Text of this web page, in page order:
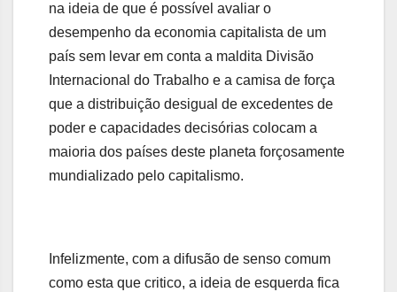
na ideia de que é possível avaliar o
desempenho da economia capitalista de um
país sem levar em conta a maldita Divisão
Internacional do Trabalho e a camisa de força
que a distribuição desigual de excedentes de
poder e capacidades decisórias colocam a
maioria dos países deste planeta forçosamente
mundializado pelo capitalismo.
Infelizmente, com a difusão de senso comum
como esta que critico, a ideia de esquerda fica